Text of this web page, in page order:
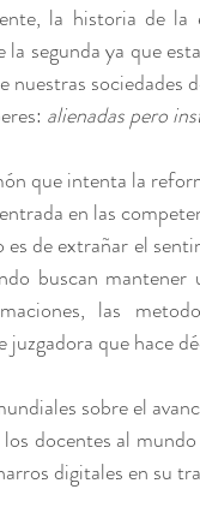
la historia de
la segunda ya que
nuestras sociedades
alienadas pero
que intenta la
en las
es de extrañar el
buscan
las
juzgadora que hace
sobre el
docentes al
digitales en su